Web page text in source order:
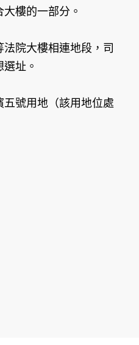
樓的一部分。
院大樓相連地段，司
址。
號用地（該用地位處